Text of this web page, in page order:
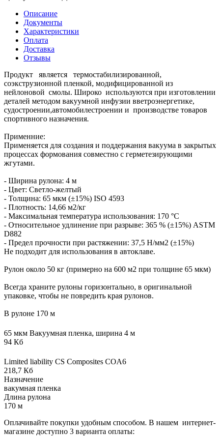
Описание
Документы
Характеристики
Оплата
Доставка
Отзывы
Продукт является термостабилизированной,
соэкструзионной пленкой, модифицированной из
нейлоновой смолы. Широко используются при изготовлении
деталей методом вакуумной инфузии вветроэнергетике,
судостроении,автомобилестроении и производстве товаров
спортивного назначения.
Применние:
Применяется для создания и поддержания вакуума в закрытых
процессах формования совместно с герметезирующими
жгутами.
- Ширина рулона: 4 м
- Цвет: Светло-желтый
- Толщина: 65 мкм (±15%) ISO 4593
- Плотность: 14,66 м2/кг
- Максимальная температура использования: 170 °C
- Относительное удлинение при разрыве: 365 % (±15%) ASTM
D882
- Предел прочности при растяжении: 37,5 Н/мм2 (±15%)
Не подходит для использования в автоклаве.
Рулон около 50 кг (примерно на 600 м2 при толщине 65 мкм)
Всегда храните рулоны горизонтально, в оригинальной
упаковке, чтобы не повредить края рулонов.
В рулоне 170 м
65 мкм Вакуумная пленка, ширина 4 м
94 Кб
Limited liability CS Composites COA6
218,7 Кб
Назначение
вакумная пленка
Длина рулона
170 м
Оплачивайте покупки удобным способом. В нашем интернет-
магазине доступно 3 варианта оплаты: